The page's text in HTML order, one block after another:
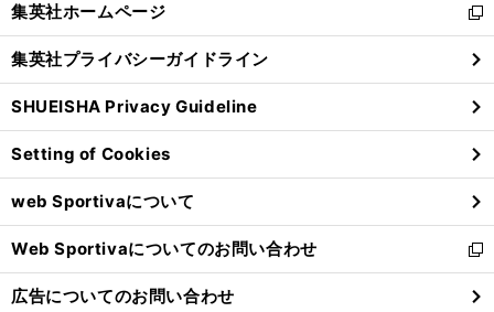
閉
る
集英社ホームページ
新
し
い
ウ
ィ
ン
ド
ウ
で
開
く
集英社プライバシーガイドライン
SHUEISHA Privacy Guideline
Setting of Cookies
web Sportivaについて
Web Sportivaについてのお問い合わせ
新
し
い
広告についてのお問い合わせ